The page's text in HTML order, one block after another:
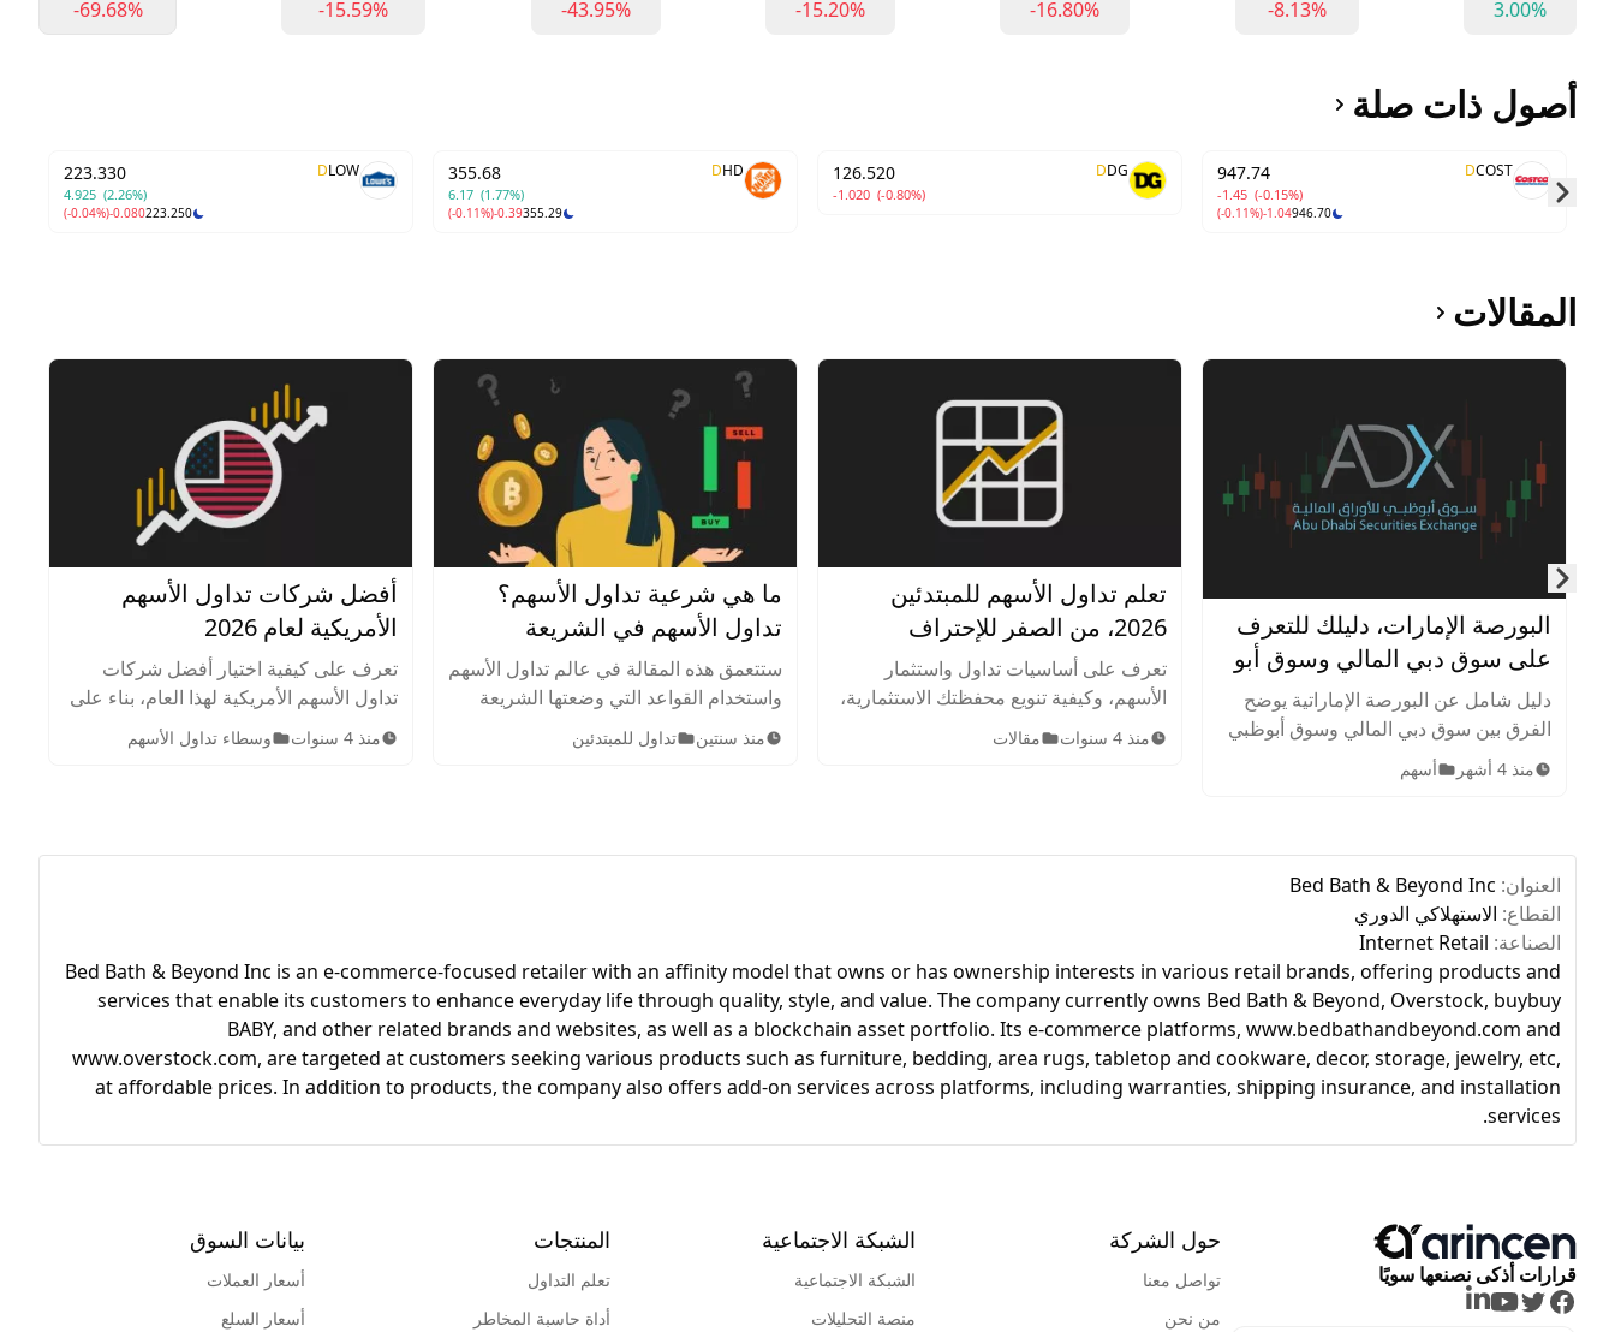
3.00%
-8.13%
-16.80%
-15.20%
-43.95%
-15.59%
-69.68%
أصول ذات صلة
COST
D
947.74
-1.45 (-0.15%)
946.70
-1.04
(-0.11%)
DG
D
126.520
-1.020 (-0.80%)
HD
D
355.68
6.17 (1.77%)
355.29
-0.39
(-0.11%)
LOW
D
223.330
4.925 (2.26%)
223.250
-0.080
(-0.04%)
المقالات
البورصة الإمارات، دليلك للتعرف
على سوق دبي المالي وسوق أبو
ظبي للأوراق المالية
دليل شامل عن البورصة الإماراتية يوضح
الفرق بين سوق دبي المالي وسوق أبوظبي
للأوراق المالية، أهم الشركات المدرجة،
الأصول المتاحة، ساعات التداول، وخطوات
منذ 4 أشهر أسهم
تعلم تداول الأسهم للمبتدئين
2026، من الصفر للإحتراف
تعرف على أساسيات تداول واستثمار
الأسهم، وكيفية تنويع محفظتك الاستثمارية،
وإدارة المخاطر بذكاء. اكتشف أهم
الاستراتيجيات والنصائح لتحقيق النجاح في
منذ 4 سنوات مقالات
ما هي شرعية تداول الأسهم؟
تداول الأسهم في الشريعة
الإسلامية
ستتعمق هذه المقالة في عالم تداول الأسهم
واستخدام القواعد التي وضعتها الشريعة
الإسلامية لتحديد الأعمال والأنشطة في
الاستثمار الحلال أو المشروعة والمسموح
منذ سنتين تداول للمبتدئين
أفضل شركات تداول الأسهم
الأمريكية لعام 2026
تعرف على كيفية اختيار أفضل شركات
تداول الأسهم الأمريكية لهذا العام، بناء على
بحث شامل ودراسة لموقع أرينسن.
منذ 4 سنوات وسطاء تداول الأسهم
Skip to next slide page
العنوان: Bed Bath & Beyond Inc
القطاع: الاستهلاكي الدوري
الصناعة: Internet Retail
Bed Bath & Beyond Inc is an e-commerce-focused retailer with an affinity model that owns or has ownership interests in various retail brands, offering products and
services that enable its customers to enhance everyday life through quality, style, and value. The company currently owns Bed Bath & Beyond, Overstock, buybuy
BABY, and other related brands and websites, as well as a blockchain asset portfolio. Its e-commerce platforms, www.bedbathandbeyond.com and
www.overstock.com, are targeted at customers seeking various products such as furniture, bedding, area rugs, tabletop and cookware, decor, storage, jewelry, etc,
at affordable prices. In addition to products, the company also offers add-on services across platforms, including warranties, shipping insurance, and installation
services.
قرارات أذكى نصنعها سويًا
Facebook
Twitter
Youtube
LinkedIn
حول الشركة
تواصل معنا
من نحن
الشبكة الاجتماعية
الشبكة الاجتماعية
منصة التحليلات
المنتجات
تعلم التداول
أداة حاسبة المخاطر
بيانات السوق
أسعار العملات
أسعار السلع